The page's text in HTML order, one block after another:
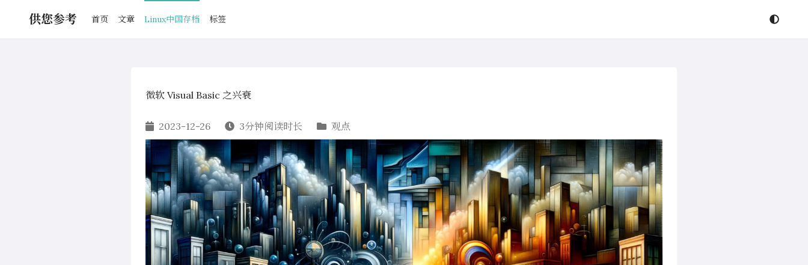
供您参考 首页 文章 Linux中国存档 标签
微软 Visual Basic 之兴衰
2023-12-26 3分钟阅读时长 观点